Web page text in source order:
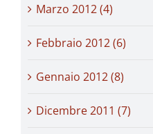
Marzo 2012 (4)
Febbraio 2012 (6)
Gennaio 2012 (8)
Dicembre 2011 (7)